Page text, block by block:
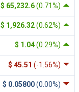
$ 65,232.6(0.71%)
$ 1,926.32(0.62%)
$ 1.04(0.29%)
$ 45.51 (-1.56%)
$ 0.05800(0.00%)